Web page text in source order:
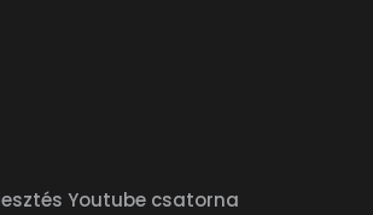
Youtube csatorna